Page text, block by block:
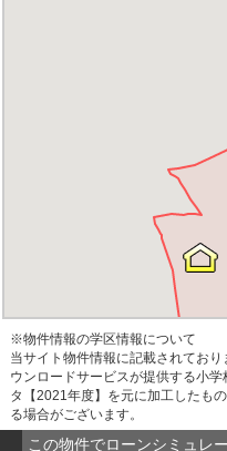
※物件情報の学区情報について
当サイト物件情報に記載されてお
ウンロードサービスが提供する小
タ【2021年度】を元に加工したも
る場合がございます。
この物件でローンシミュレ